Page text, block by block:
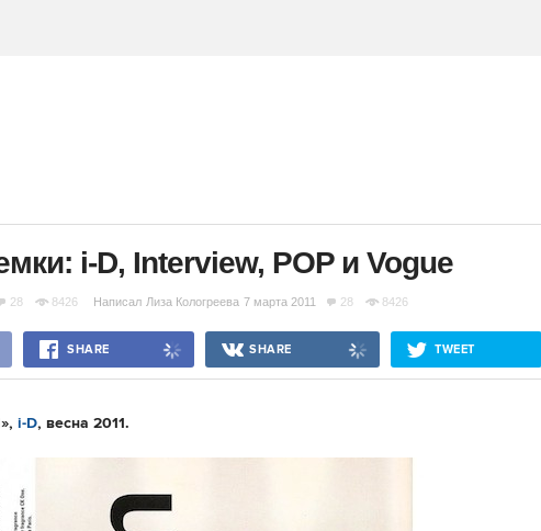
i-D, Interview, POP и Vogue
28 8426 Написал Лиза Кологреева 7 марта 2011 28 8426
SHARE SHARE TWEET
, i-D, весна 2011.